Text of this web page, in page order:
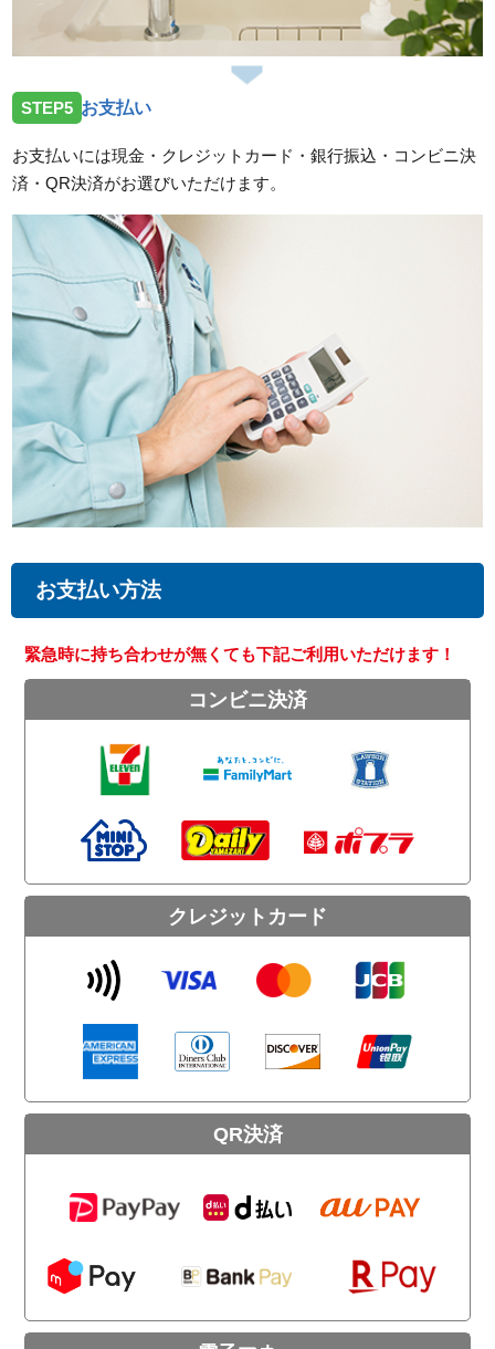
STEP5 お支払い
お支払いには現金・クレジットカード・銀行振込・コンビニ決
済・QR決済がお選びいただけます。
お支払い方法
緊急時に持ち合わせが無くても下記ご利用いただけます！
コンビニ決済
クレジットカード
QR決済